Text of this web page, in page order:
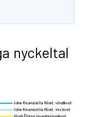
nyckeltal